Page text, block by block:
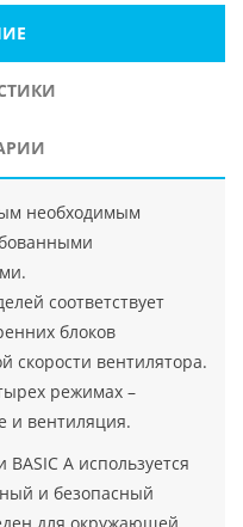
необходимым
соответствует
блоков
скорости вентилятора.
режимах –
и вентиляция.
A используется
и безопасный